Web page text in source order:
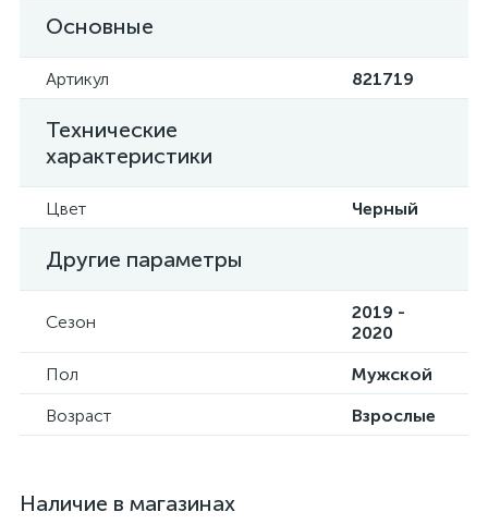
Основные
Артикул 821719
Технические
характеристики
Цвет Черный
Другие параметры
Сезон
2019 -
2020
Пол
Мужской
Возраст
Взрослые
Наличие в магазинах